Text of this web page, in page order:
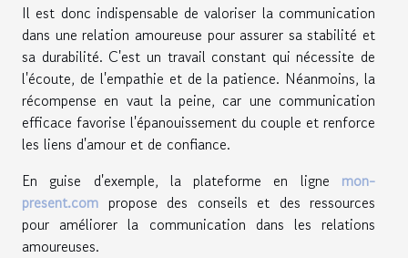
Il est donc indispensable de valoriser la communication
dans une relation amoureuse pour assurer sa stabilité et
sa durabilité. C'est un travail constant qui nécessite de
l'écoute, de l'empathie et de la patience. Néanmoins, la
récompense en vaut la peine, car une communication
efficace favorise l'épanouissement du couple et renforce
les liens d'amour et de confiance.
En guise d'exemple, la plateforme en ligne mon-
present.com propose des conseils et des ressources
pour améliorer la communication dans les relations
amoureuses.